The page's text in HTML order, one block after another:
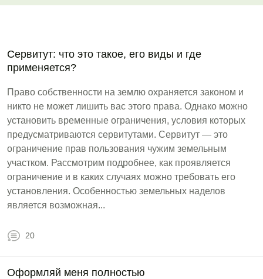
Сервитут: что это такое, его виды и где
применяется?
Право собственности на землю охраняется законом и
никто не может лишить вас этого права. Однако можно
установить временные ограничения, условия которых
предусматриваются сервитутами. Сервитут — это
ограничение прав пользования чужим земельным
участком. Рассмотрим подробнее, как проявляется
ограничение и в каких случаях можно требовать его
установления. Особенностью земельных наделов
является возможная...
20
Оформляй меня полностью